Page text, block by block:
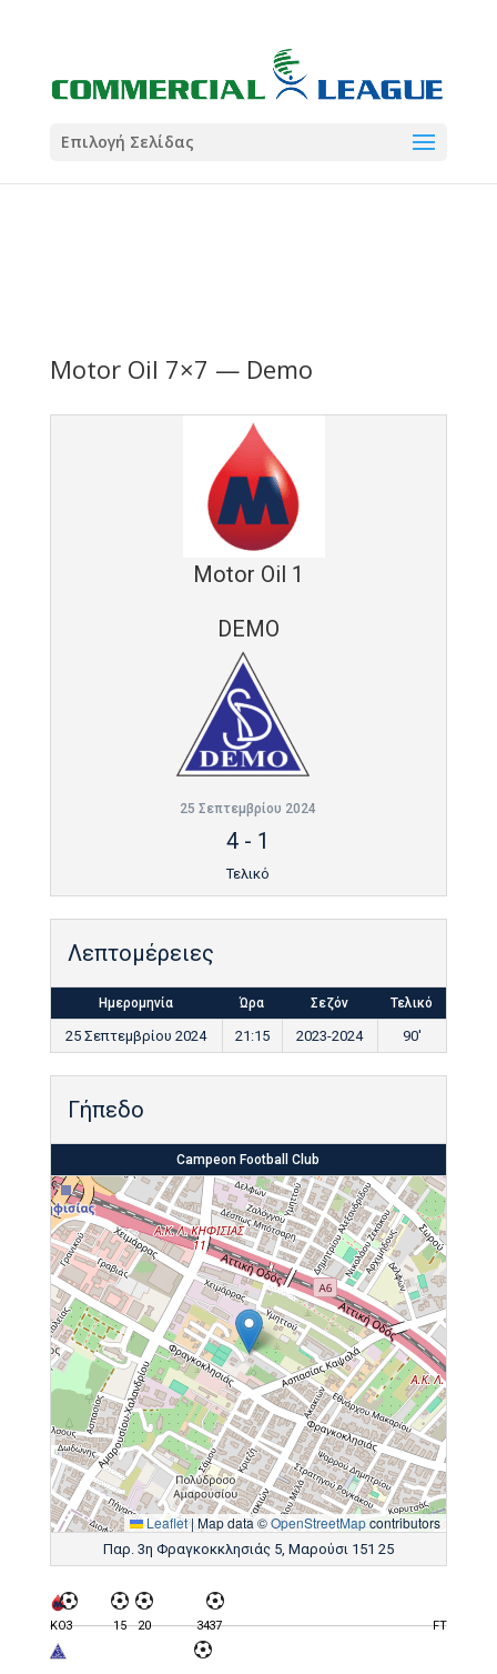
Coral
Σωματείο ΣΟΛ
Coral
5
Επιλογή Σελίδας
Motor Oil 7×7 — Demo
Motor Oil 1
DEMO
25 Σεπτεμβρίου 2024
4 - 1
Τελικό
Λεπτομέρειες
Ημερομηνία Ώρα Σεζόν Τελικό
25 Σεπτεμβρίου 2024 21:15 2023-2024 90'
Γήπεδο
Campeon Football Club
Leaflet|Map data ©OpenStreetMapcontributors
Παρ. 3η Φραγκοκκλησιάς 5, Μαρούσι 151 25
KO3 15 20 3437 FT